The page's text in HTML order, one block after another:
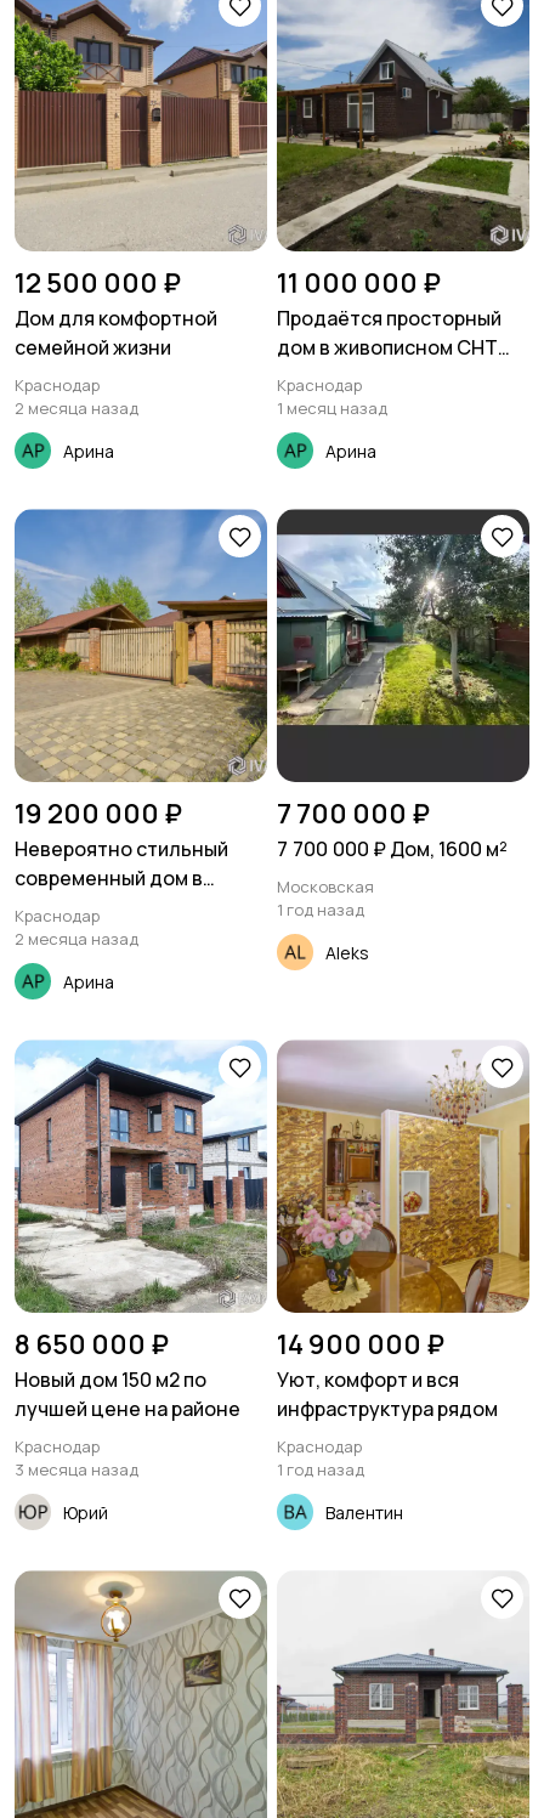
12 500 000 ₽
Дом для комфортной
семейной жизни
Краснодар
2 месяца назад
Арина
11 000 000 ₽
Продаётся просторный
дом в живописном СНТ
«Солнечное» Краснодара
Краснодар
1 месяц назад
Арина
19 200 000 ₽
Невероятно стильный
современный дом в
престижном районе
Краснодар
2 месяца назад
Арина
7 700 000 ₽
7 700 000 ₽ Дом, 1600 м²
Московская
1 год назад
Aleks
8 650 000 ₽
Новый дом 150 м2 по
лучшей цене на районе
Краснодар
3 месяца назад
Юрий
14 900 000 ₽
Уют, комфорт и вся
инфраструктура рядом
Краснодар
1 год назад
Валентин